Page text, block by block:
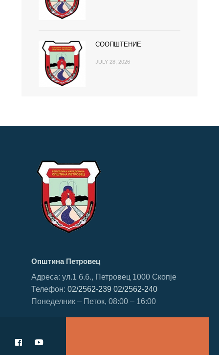
СООПШТЕНИЕ
JULY 28, 2026
Општина Петровец
Адреса: ул.1 б.б., Петровец 1000 Скопје
Телефон: 02/2562-239 02/2562-240
Понеделник – Петок, 08:00 – 16:00